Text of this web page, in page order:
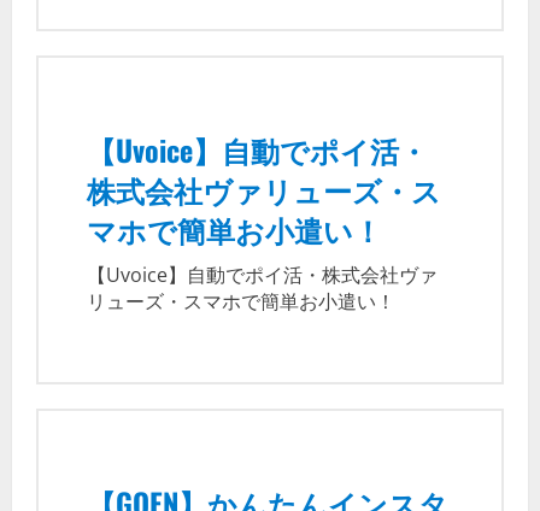
【Uvoice】自動でポイ活・
株式会社ヴァリューズ・ス
マホで簡単お小遣い！
【Uvoice】自動でポイ活・株式会社ヴァ
リューズ・スマホで簡単お小遣い！